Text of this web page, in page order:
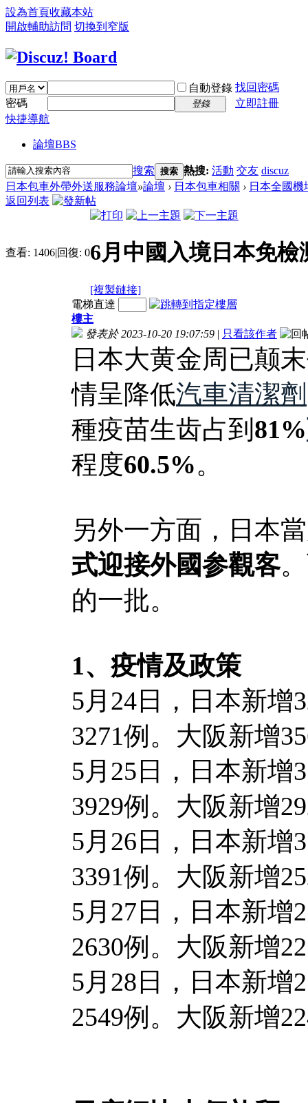
設為首頁收藏本站
開啟輔助訪問 切換到窄版
自動登錄 找回密碼
密碼
登錄
立即註冊
快捷導航
論壇BBS
搜索 搜索 熱搜: 活動 交友 discuz
日本包車外帶外送服務論壇»論壇 › 日本包車相關 › 日本全國機
返回列表
查看: 1406|回復: 06月中國入境日本免
[複製鏈接]
電梯直達
樓主
發表於 2023-10-20 19:07:59 | 只看該作者
日本大黄金周已颠
情呈降低汽車清潔劑
種疫苗生齿占到 81%
程度60.5%。
另外一方面，日本
式迎接外國参觀客
的一批。
1、疫情及政策
5月24日，日本新增
3271例。大阪新增
5月25日，日本新增
3929例。大阪新增
5月26日，日本新增
3391例。大阪新增
5月27日，日本新增
2630例。大阪新增
5月28日，日本新增
2549例。大阪新增